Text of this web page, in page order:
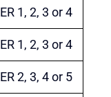
1, 2, 3 or 4
1, 2, 3 or 4
2, 3, 4 or 5